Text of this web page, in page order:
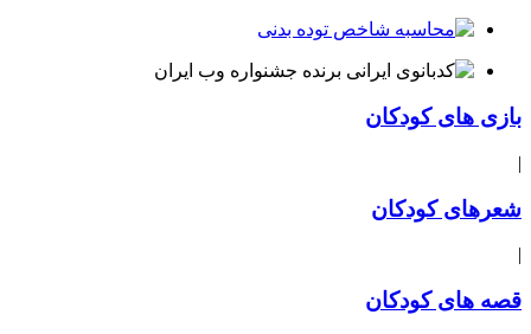
بازی های کودکان
|
شعرهای کودکان
|
قصه های کودکان